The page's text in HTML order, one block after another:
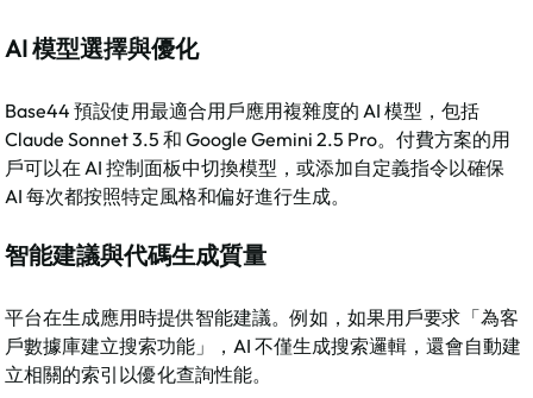
AI 模型選擇與優化
Base44 預設使用最適合用戶應用複雜度的 AI 模型，包括
Claude Sonnet 3.5 和 Google Gemini 2.5 Pro。付費方案的用
戶可以在 AI 控制面板中切換模型，或添加自定義指令以確保
AI 每次都按照特定風格和偏好進行生成。​
智能建議與代碼生成質量
平台在生成應用時提供智能建議。例如，如果用戶要求「為客
戶數據庫建立搜索功能」，AI 不僅生成搜索邏輯，還會自動建
立相關的索引以優化查詢性能。​